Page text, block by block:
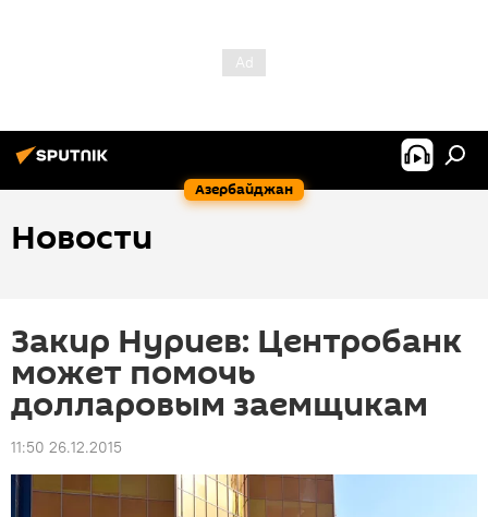
Азербайджан
Новости
Закир Нуриев: Центробанк
может помочь
долларовым заемщикам
11:50 26.12.2015